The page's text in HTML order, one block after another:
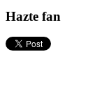
Hazte fan